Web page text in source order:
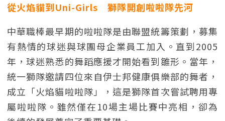
從火焰貓到Uni-Girls 獅隊開創啦啦隊先河
中華職棒最早期的啦啦隊是由聯盟統籌策劃，募集
有熱情的球迷與球團母企業員工加入。直到2005
年，球迷熟悉的舞蹈應援才開始看到雛形。當年，
統一獅隊邀請四位來自伊士邦健康俱樂部的舞者，
成立「火焰貓啦啦隊」，這是獅隊首次嘗試聘用專
屬啦啦隊。雖然僅在10場主場比賽中亮相，卻為